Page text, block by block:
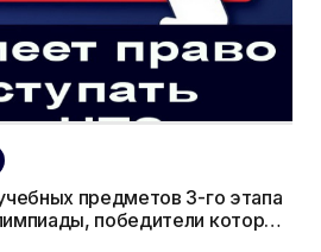
предметов 3-го этапа
победители которых